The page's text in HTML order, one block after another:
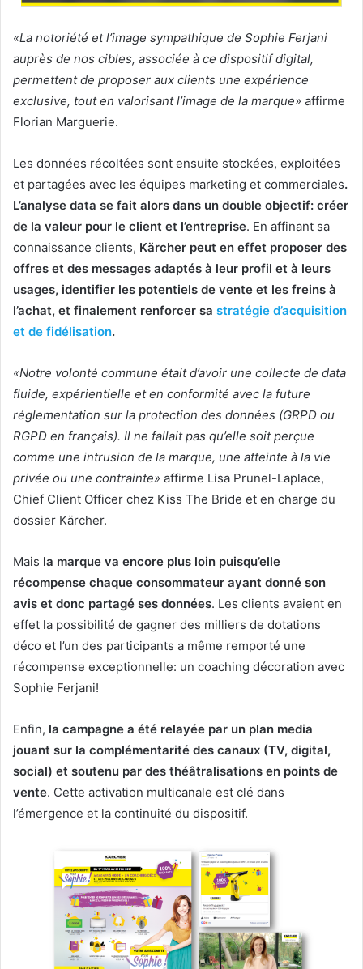
«La notoriété et l’image sympathique de Sophie Ferjani
auprès de nos cibles, associée à ce dispositif digital,
permettent de proposer aux clients une expérience
exclusive, tout en valorisant l’image de la marque» affirme
Florian Marguerie.
Les données récoltées sont ensuite stockées, exploitées
et partagées avec les équipes marketing et commerciales.
L’analyse data se fait alors dans un double objectif: créer
de la valeur pour le client et l’entreprise. En affinant sa
connaissance clients, Kärcher peut en effet proposer des
offres et des messages adaptés à leur profil et à leurs
usages, identifier les potentiels de vente et les freins à
l’achat, et finalement renforcer sa stratégie d’acquisition
et de fidélisation.
«Notre volonté commune était d’avoir une collecte de data
fluide, expérientielle et en conformité avec la future
réglementation sur la protection des données (GRPD ou
RGPD en français). Il ne fallait pas qu’elle soit perçue
comme une intrusion de la marque, une atteinte à la vie
privée ou une contrainte» affirme Lisa Prunel-Laplace,
Chief Client Officer chez Kiss The Bride et en charge du
dossier Kärcher.
Mais la marque va encore plus loin puisqu’elle
récompense chaque consommateur ayant donné son
avis et donc partagé ses données. Les clients avaient en
effet la possibilité de gagner des milliers de dotations
déco et l’un des participants a même remporté une
récompense exceptionnelle: un coaching décoration avec
Sophie Ferjani!
Enfin, la campagne a été relayée par un plan media
jouant sur la complémentarité des canaux (TV, digital,
social) et soutenu par des théâtralisations en points de
vente. Cette activation multicanale est clé dans
l’émergence et la continuité du dispositif.